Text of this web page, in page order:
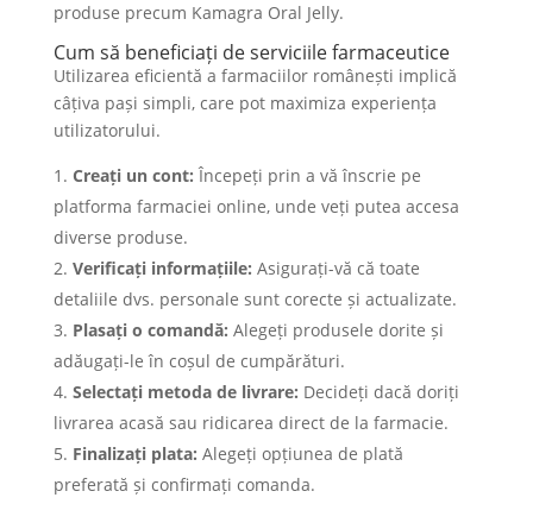
produse precum Kamagra Oral Jelly.
Cum să beneficiați de serviciile farmaceutice
Utilizarea eficientă a farmaciilor românești implică
câțiva pași simpli, care pot maximiza experiența
utilizatorului.
Creați un cont: Începeți prin a vă înscrie pe
platforma farmaciei online, unde veți putea accesa
diverse produse.
Verificați informațiile: Asigurați-vă că toate
detaliile dvs. personale sunt corecte și actualizate.
Plasați o comandă: Alegeți produsele dorite și
adăugați-le în coșul de cumpărături.
Selectați metoda de livrare: Decideți dacă doriți
livrarea acasă sau ridicarea direct de la farmacie.
Finalizați plata: Alegeți opțiunea de plată
preferată și confirmați comanda.